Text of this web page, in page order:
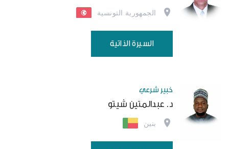
الجمهورية التونسية
السيرة الذاتية
خبير شرعي
د. عبدالمتين شيتو
بنين